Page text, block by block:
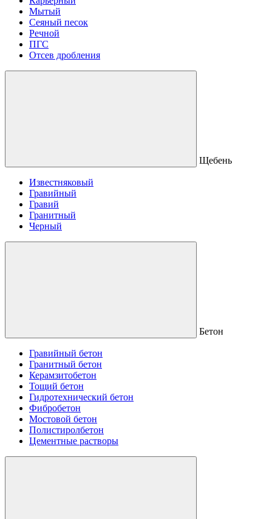
Мытый
Сеяный песок
Речной
ПГС
Отсев дробления
Щебень
Известняковый
Гравийный
Гравий
Гранитный
Черный
Бетон
Гравийный бетон
Гранитный бетон
Керамзитобетон
Тощий бетон
Гидротехнический бетон
Фибробетон
Мостовой бетон
Полистиролбетон
Цементные растворы